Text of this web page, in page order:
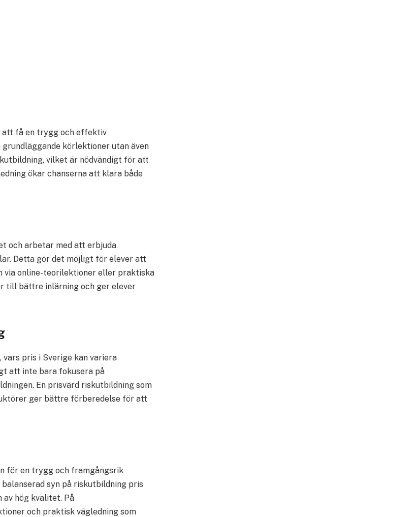
att få en trygg och effektiv
körlektioner utan även
vilket är nödvändigt för att
ökar chanserna att klara både
och arbetar med att erbjuda
Detta gör det möjligt för elever att
via online-teorilektioner eller praktiska
till bättre inlärning och ger elever
pris i Sverige kan variera
att inte bara fokusera på
En prisvärd riskutbildning som
ger bättre förberedelse för att
för en trygg och framgångsrik
syn på riskutbildning pris
av hög kvalitet. På
och praktisk vägledning som